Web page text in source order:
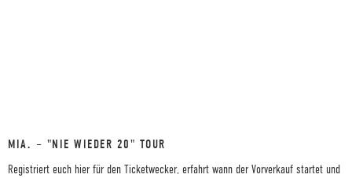
MIA. – "NIE WIEDER 20" TOUR
Registriert euch hier für den Ticketwecker, erfahrt wann der Vorverkauf startet und